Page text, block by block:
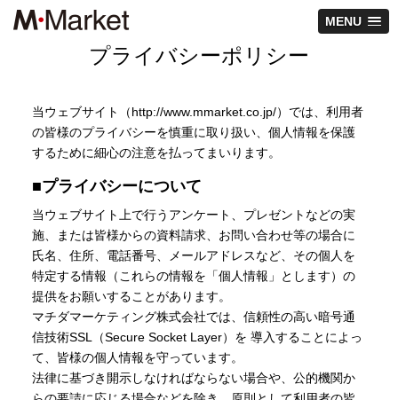
MENU
プライバシーポリシー
当ウェブサイト（http://www.mmarket.co.jp/）では、利用者
の皆様のプライバシーを慎重に取り扱い、個人情報を保護
するために細心の注意を払ってまいります。
■プライバシーについて
当ウェブサイト上で行うアンケート、プレゼントなどの実
施、または皆様からの資料請求、お問い合わせ等の場合に
氏名、住所、電話番号、メールアドレスなど、その個人を
特定する情報（これらの情報を「個人情報」とします）の
提供をお願いすることがあります。
マチダマーケティング株式会社では、信頼性の高い暗号通
信技術SSL（Secure Socket Layer）を 導入することによっ
て、皆様の個人情報を守っています。
法律に基づき開示しなければならない場合や、公的機関か